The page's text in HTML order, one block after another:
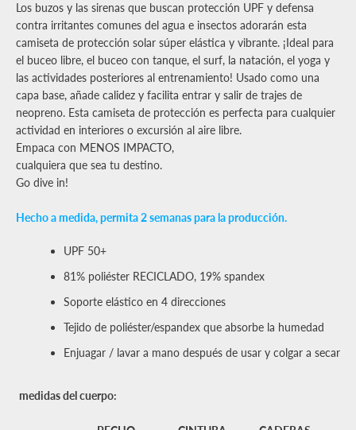
Los buzos y las sirenas que buscan protección UPF y defensa
contra irritantes comunes del agua e insectos adorarán esta
camiseta de protección solar súper elástica y vibrante. ¡Ideal para
el buceo libre, el buceo con tanque, el surf, la natación, el yoga y
las actividades posteriores al entrenamiento! Usado como una
capa base, añade calidez y facilita entrar y salir de trajes de
neopreno. Esta camiseta de protección es perfecta para cualquier
actividad en interiores o excursión al aire libre.
Empaca con MENOS IMPACTO,
cualquiera que sea tu destino.
Go dive in!
Hecho a medida,permita 2 semanas para la producción.
UPF 50+
81% poliéster RECICLADO, 19% spandex
Soporte elástico en 4 direcciones
Tejido de poliéster/espandex que absorbe la humedad
Enjuagar / lavar a mano después de usar y colgar a secar
medidas del cuerpo: